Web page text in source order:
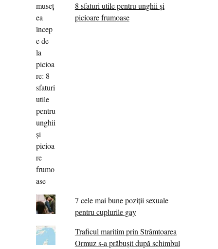
8 sfaturi utile pentru unghii și
picioare frumoase
7 cele mai bune poziții sexuale
pentru cuplurile gay
Traficul maritim prin Strâmtoarea
Ormuz s-a prăbușit după schimbul